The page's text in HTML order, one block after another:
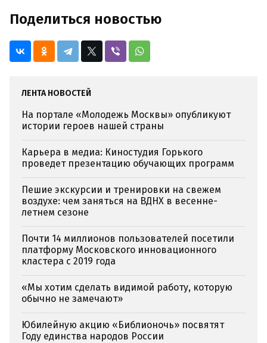
Поделиться новостью
ЛЕНТА НОВОСТЕЙ
На портале «Молодежь Москвы» опубликуют
истории героев нашей страны
Карьера в медиа: Киностудия Горького
проведет презентацию обучающих программ
Пешие экскурсии и тренировки на свежем
воздухе: чем заняться на ВДНХ в весенне-
летнем сезоне
Почти 14 миллионов пользователей посетили
платформу Московского инновационного
кластера с 2019 года
«Мы хотим сделать видимой работу, которую
обычно не замечают»
Юбилейную акцию «Библионочь» посвятят
Году единства народов России